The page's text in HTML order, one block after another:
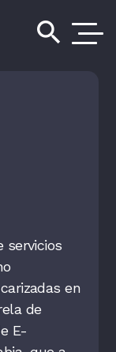
search
servicios
en
de
E-